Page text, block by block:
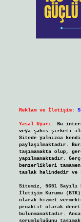
Reklam ve İletişim:
Yasal Uyarı:
Bu
veya şahıs şirketi ile
Sitede yalnızca kendi
paylaşılmaktadır.
taşımamakta olup,
yapılmamaktadır.
benzerlikleri
taslak halindedir ve
Sitemiz, 5651
İletişim Kurumu
olarak hizmet
proaktif olarak
bulunmamaktadır.